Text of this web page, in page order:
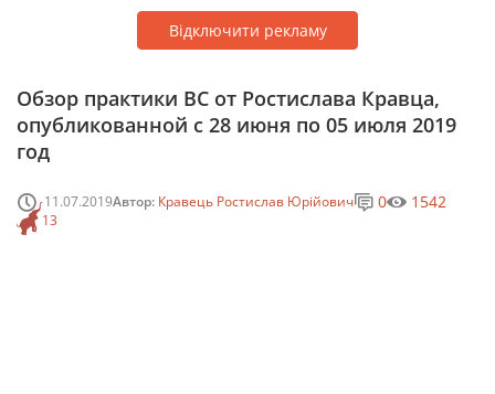
Відключити рекламу
Обзор практики ВС от Ростислава Кравца,
опубликованной с 28 июня по 05 июля 2019
год
11.07.2019Автор: Кравець Ростислав Юрійович
13
0 1542